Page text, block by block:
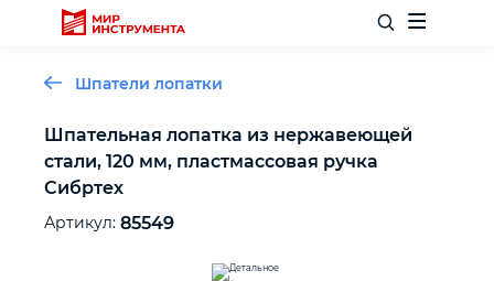
Отделочный инструмент
Слесарный инструмент
Шпатели лопатки
Шпательная лопатка из нержавеющей
стали, 120 мм, пластмассовая ручка
Сибртех
Артикул: 85549